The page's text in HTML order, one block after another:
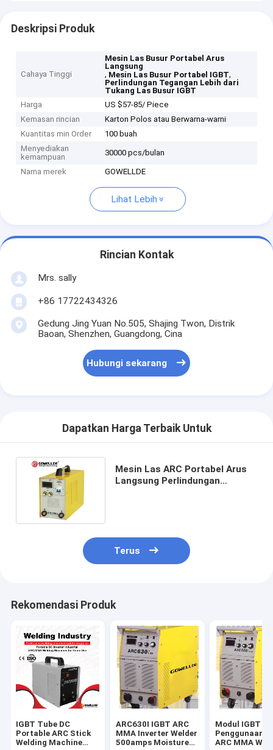
Deskripsi Produk
Cahaya Tinggi
Mesin Las Busur Portabel Arus
Langsung
, Mesin Las Busur Portabel IGBT,
Perlindungan Tegangan Lebih dari
Tukang Las Busur IGBT
Harga
US $57-85/ Piece
Kemasan rincian
Karton Polos atau Berwarna-warni
Kuantitas min Order
100 buah
Menyediakan
kemampuan
30000 pcs/bulan
Nama merek GOWELLDE
Lihat Lebih
Rincian Kontak
Mrs. sally
+86 17722434326
Gedung Jing Yuan No.505, Shajing Twon, Distrik
Baoan, Shenzhen, Guangdong, Cina
Hubungi sekarang
Dapatkan Harga Terbaik Untuk
Mesin Las ARC Portabel Arus
Langsung Perlindungan
Terus
Rekomendasi Produk
IGBT Tube DC
Portable ARC Stick
Welding Machine
ARC630I IGBT ARC
MMA Inverter Welder
500amps Moisture
Modul IGBT
Penggunaan
ARC MMA